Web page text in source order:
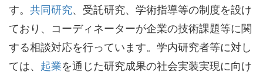
す。 共同研究、受託研究、学術指導等の制度を設け
ており、コーディネーターが企業の技術課題等に関
する相談対応を行っています。学内研究者等に対し
ては、 起業を通じた研究成果の社会実装実現に向け